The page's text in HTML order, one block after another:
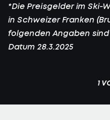
*Die Preisgelder im Ski-
in Schweizer Franken
folgenden Angaben
Datum 28.3.2025
1